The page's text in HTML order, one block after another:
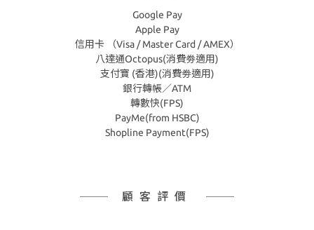
Google Pay
Apple Pay
信用卡 （Visa / Master Card / AMEX）
八達通Octopus(消費劵適用)
支付寶 (香港)(消費劵適用)
銀行轉帳／ATM
轉數快(FPS)
PayMe(from HSBC)
Shopline Payment(FPS)
顧客評價